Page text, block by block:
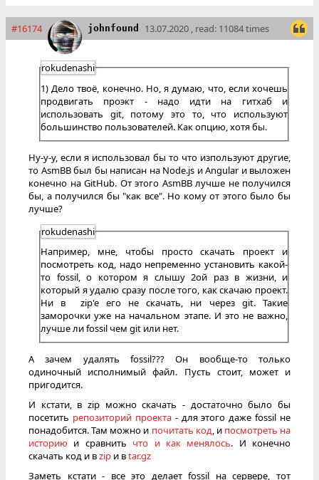
#16174 johnfound 13.07.2020 , read: 11084 times
rokudenashi
1) Дело твоё, конечно. Но, я думаю, что, если хочешь
продвигать проэкт - надо идти на гитхаб и
использовать git, потому это то, что используют
большинство пользователей. Как опцию, хотя бы.
Ну-у-у, если я использовал бы то что изпользуют другие,
то AsmBB был бы написан на Node.js и Angular и выложен
конечно на GitHub. От этого AsmBB лучше не получился
бы, а получился бы "как все". Но кому от этого было бы
лучше?
rokudenashi
Например, мне, чтобы просто скачать проект и
посмотреть код, надо непременно установить какой-
то fossil, о котором я слышу 2ой раз в жизни, и
который я удалю сразу после того, как скачаю проект.
Ни в zip'e его не скачать, ни через git. Такие
заморочки уже на начальном этапе. И это не важно,
лучше ли fossil чем git или нет.
А зачем удалять fossil??? Он вообще-то только
одиночный исполнимый файл. Пусть стоит, может и
пригодится.
И кстати, в zip можно скачать - достаточно было бы
посетить репозиторий проекта- для этого даже fossil не
понадобится. Там можно и почитать код, и посмотреть на
историю и сравнить что и как менялось. И конечно
скачать код и вzip и вtar.gz
Заметь кстати - все это делает fossil на сервере, тот